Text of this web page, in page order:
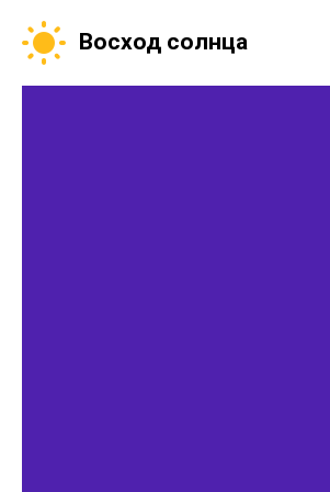
Восход солнца